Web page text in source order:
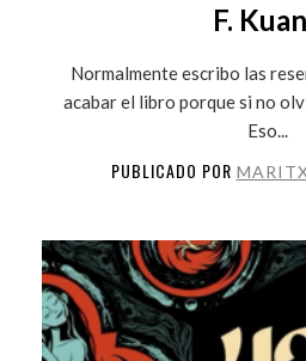
F.
Normalmente escribo las
acabar el libro porque si no
Eso...
PUBLICADO POR